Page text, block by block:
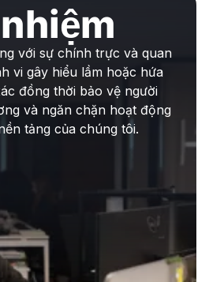
với sự chính trực và quan
vi gây hiểu lầm hoặc hứa
đồng thời bảo vệ người
và ngăn chặn hoạt động
tảng của chúng tôi.